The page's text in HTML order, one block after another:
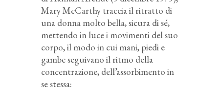
Mary McCarthy traccia il ritratto di
una donna molto bella, sicura di sé,
mettendo in luce i movimenti del suo
corpo, il modo in cui mani, piedi e
gambe seguivano il ritmo della
concentrazione, dell’assorbimento in
se stessa: